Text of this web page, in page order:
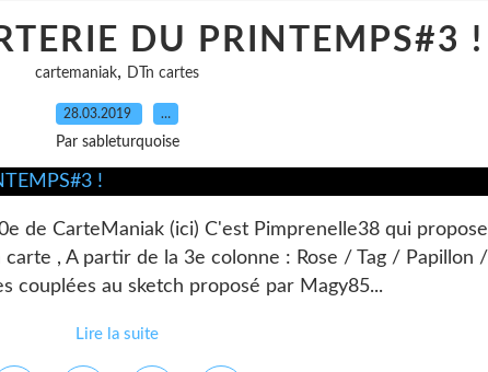
DU PRINTEMPS#3 !
cartemaniak, DTn cartes
28.03.2019 …
Par sableturquoise
de CarteManiak (ici) C'est Pimprenelle38 qui propose
, A partir de la 3e colonne : Rose / Tag / Papillon /
couplées au sketch proposé par Magy85...
Lire la suite